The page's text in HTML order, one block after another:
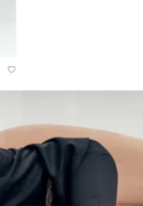
Контакты
с дизайнерами
Оферта